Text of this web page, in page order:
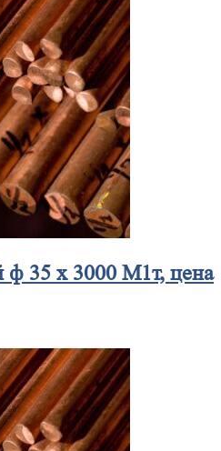
35 х 3000 М1т, цена